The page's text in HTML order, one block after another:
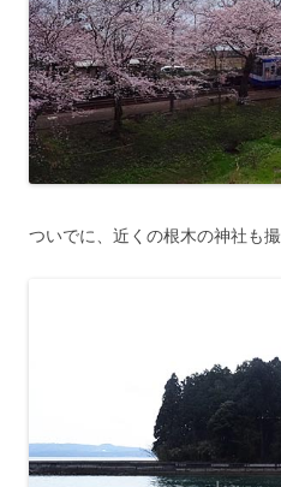
ついでに、近くの根木の神社も撮